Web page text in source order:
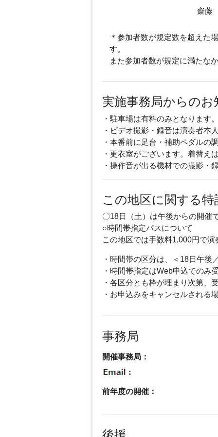
齋藤
＊参加者数が規定数を超えた
す。
また参加者数が規定に満たな
実施事務局からのお
・駐車場は有料のみとなります
・ビデオ撮影・録音は演奏者本
・本番前に足台・補助ペダルの
・更衣室がございます。着替え
・操作音が出る機材での撮影・
この地区に関する特
〇18日（土）は午後からの開催
○時間帯指定パスについて
この地区では手数料1,000円で
・時間帯の区分は、＜18日午
・時間帯指定はWeb申込でのみ
・各区分とも枠が埋まり次第、
・お申込みをキャンセルされる
事務局
開催事務局：
前年度の開催：